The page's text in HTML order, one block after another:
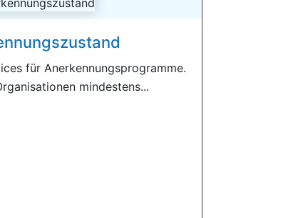
für Anerkennungsprogramme.
mindestens...